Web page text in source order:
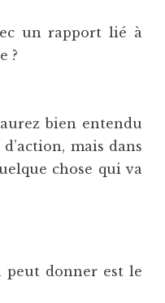
un rapport lié à
?
bien entendu
mais dans
chose qui va
peut donner est le